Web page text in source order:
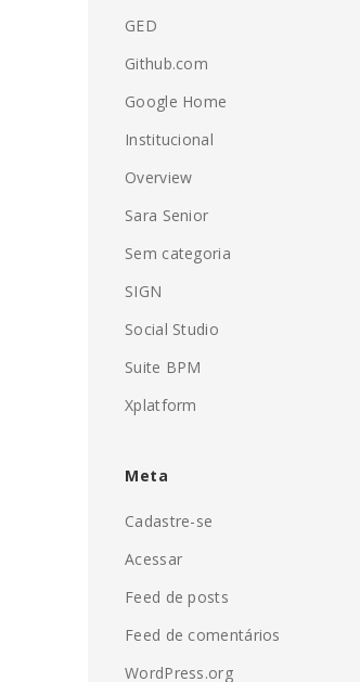
GED
Github.com
Google Home
Institucional
Overview
Sara Senior
Sem categoria
SIGN
Social Studio
Suite BPM
Xplatform
Meta
Cadastre-se
Acessar
Feed de posts
Feed de comentários
WordPress.org